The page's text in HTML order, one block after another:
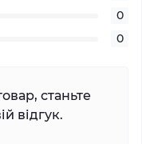
0
0
станьте
відгук.